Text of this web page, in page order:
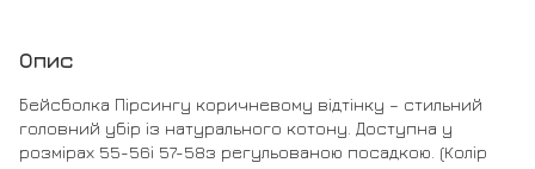
Опис
Бейсболка Пірсингу коричневому відтінку – стильний
головний убір із натурального котону. Доступна у
розмірах 55-56і 57-58з регульованою посадкою. (Колір